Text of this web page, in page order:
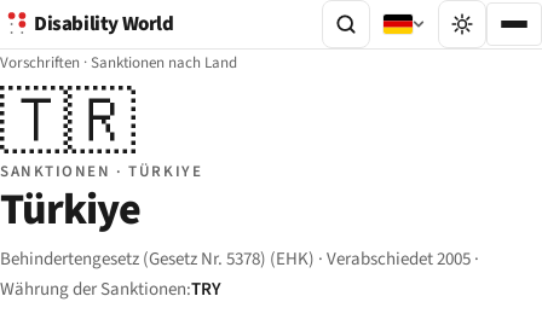
Disability World
Vorschriften ·Sanktionen nach Land
🇹🇷
SANKTIONEN · TÜRKIYE
Türkiye
Behindertengesetz (Gesetz Nr. 5378) (EHK) · Verabschiedet 2005 ·
Währung der Sanktionen:TRY